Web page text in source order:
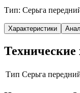
Тип: Серьга
Характеристики
Технические
Тип Серьга